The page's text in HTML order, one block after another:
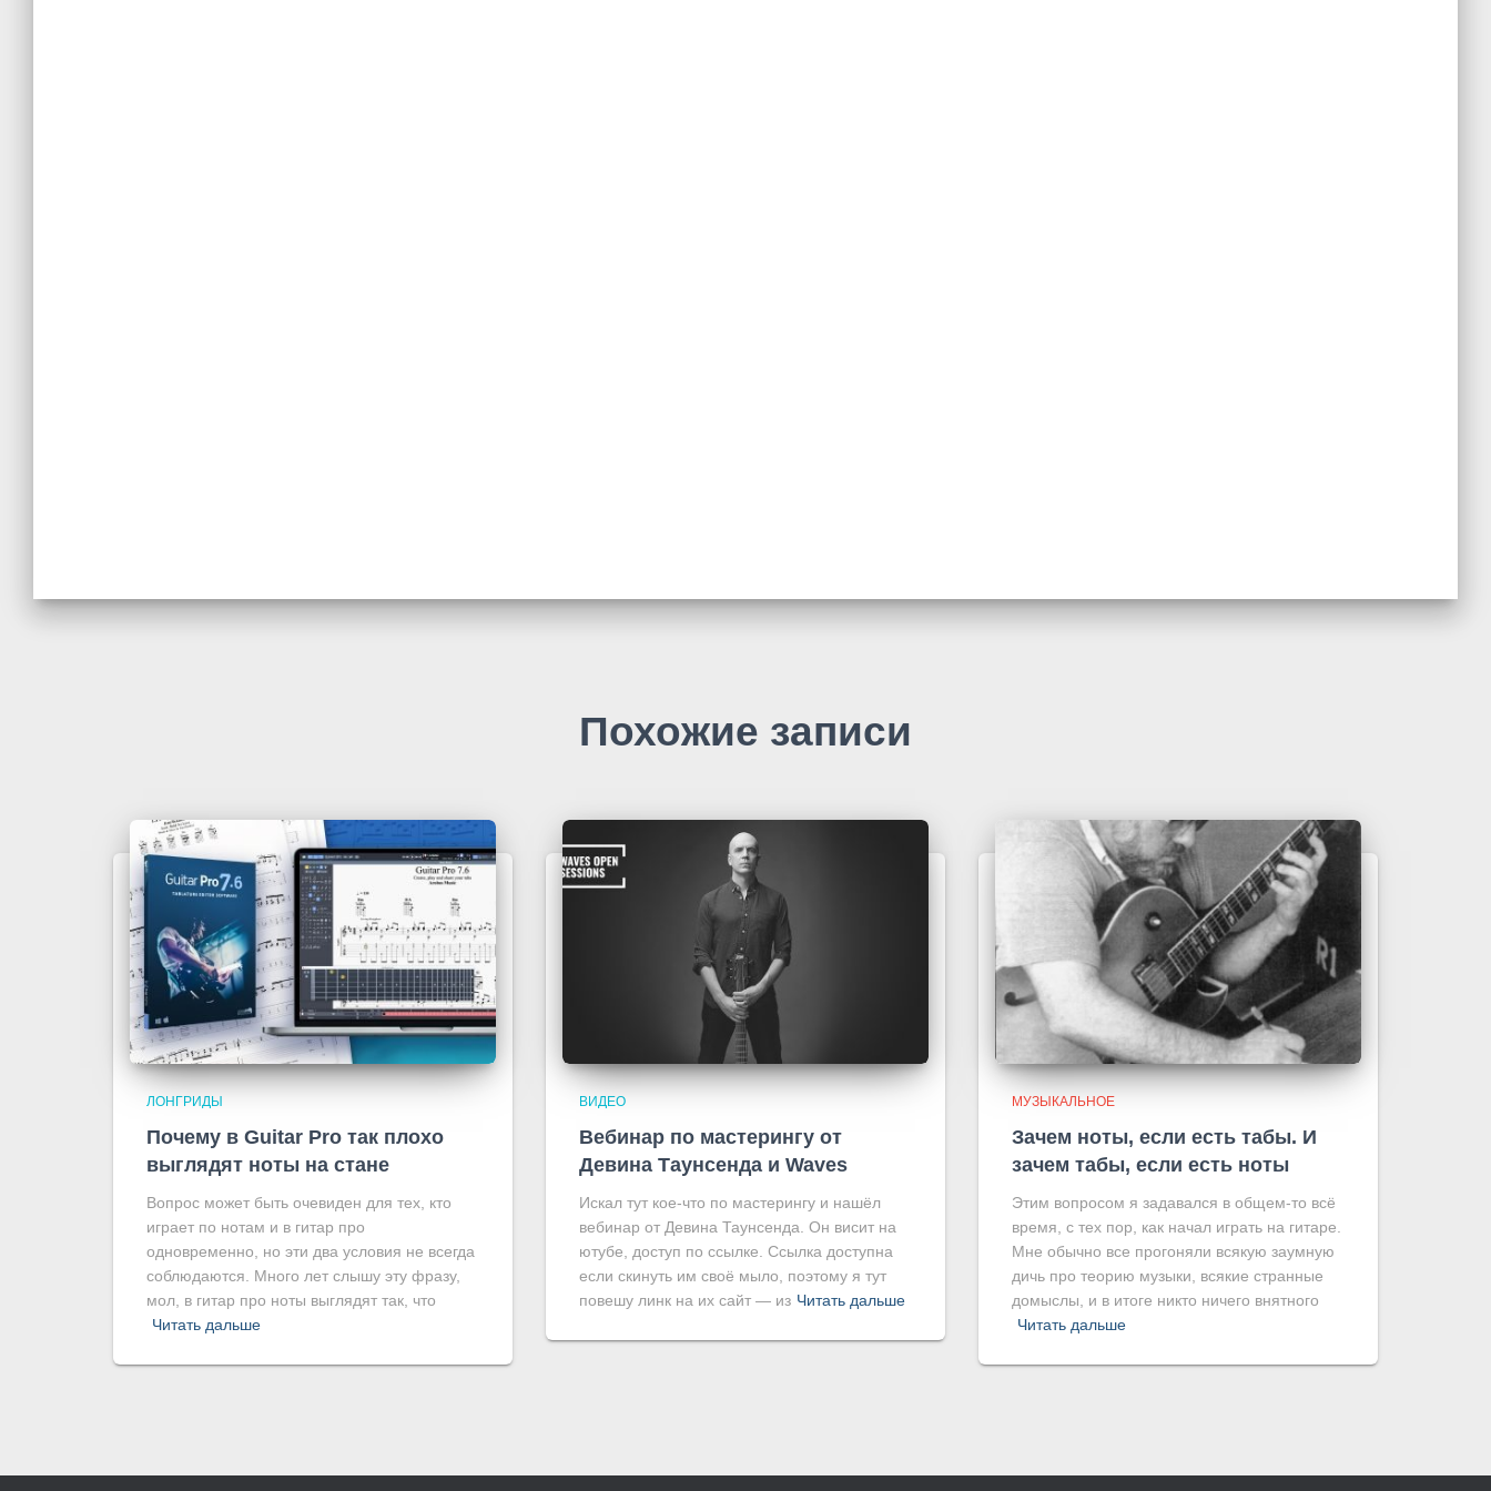
Похожие записи
ЛОНГРИДЫ
Почему в Guitar Pro так плохо
выглядят ноты на стане
Вопрос может быть очевиден для тех, кто
играет по нотам и в гитар про
одновременно, но эти два условия не всегда
соблюдаются. Много лет слышу эту фразу,
мол, в гитар про ноты выглядят так, что
Читать дальше
ВИДЕО
Вебинар по мастерингу от
Девина Таунсенда и Waves
Искал тут кое-что по мастерингу и нашёл
вебинар от Девина Таунсенда. Он висит на
ютубе, доступ по ссылке. Ссылка доступна
если скинуть им своё мыло, поэтому я тут
повешу линк на их сайт — из Читать дальше
МУЗЫКАЛЬНОЕ
Зачем ноты, если есть табы. И
зачем табы, если есть ноты
Этим вопросом я задавался в общем-то всё
время, с тех пор, как начал играть на гитаре.
Мне обычно все прогоняли всякую заумную
дичь про теорию музыки, всякие странные
домыслы, и в итоге никто ничего внятного
Читать дальше